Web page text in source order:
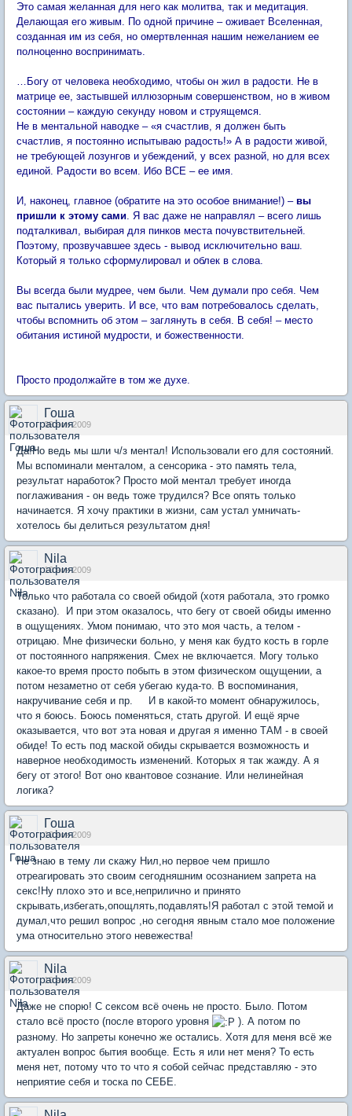
Это самая желанная для него как молитва, так и медитация.
Делающая его живым. По одной причине – оживает Вселенная,
созданная им из себя, но омертвленная нашим нежеланием ее
полноценно воспринимать.
…Богу от человека необходимо, чтобы он жил в радости. Не в
матрице ее, застывшей иллюзорным совершенством, но в живом
состоянии – каждую секунду новом и струящемся.
Не в ментальной наводке – «я счастлив, я должен быть
счастлив, я постоянно испытываю радость!» А в радости живой,
не требующей лозунгов и убеждений, у всех разной, но для всех
единой. Радости во всем. Ибо ВСЕ – ее имя.
И, наконец, главное (обратите на это особое внимание!) – вы
пришли к этому сами. Я вас даже не направлял – всего лишь
подталкивал, выбирая для пинков места почувствительней.
Поэтому, прозвучавшее здесь - вывод исключительно ваш.
Который я только сформулировал и облек в слова.
Вы всегда были мудрее, чем были. Чем думали про себя. Чем
вас пытались уверить. И все, что вам потребовалось сделать,
чтобы вспомнить об этом – заглянуть в себя. В себя! – место
обитания истиной мудрости, и божественности.
Просто продолжайте в том же духе.
Гоша
09 ноя 2009
Да!Но ведь мы шли ч/з ментал! Использовали его для состояний.
Мы вспоминали менталом, а сенсорика - это память тела,
результат наработок? Просто мой ментал требует иногда
поглаживания - он ведь тоже трудился? Все опять только
начинается. Я хочу практики в жизни, сам устал умничать-
хотелось бы делиться результатом дня!
Nila
10 ноя 2009
Только что работала со своей обидой (хотя работала, это громко
сказано). И при этом оказалось, что бегу от своей обиды именно
в ощущениях. Умом понимаю, что это моя часть, а телом -
отрицаю. Мне физически больно, у меня как будто кость в горле
от постоянного напряжения. Смех не включается. Могу только
какое-то время просто побыть в этом физическом ощущении, а
потом незаметно от себя убегаю куда-то. В воспоминания,
накручивание себя и пр. И в какой-то момент обнаружилось,
что я боюсь. Боюсь поменяться, стать другой. И ещё ярче
оказывается, что вот эта новая и другая я именно ТАМ - в своей
обиде! То есть под маской обиды скрывается возможность и
наверное необходимость изменений. Которых я так жажду. А я
бегу от этого! Вот оно квантовое сознание. Или нелинейная
логика?
Гоша
10 ноя 2009
Не знаю в тему ли скажу Нил,но первое чем пришло
отреагировать это своим сегодняшним осознанием запрета на
секс!Ну плохо это и все,неприлично и принято
скрывать,избегать,опощлять,подавлять!Я работал с этой темой и
думал,что решил вопрос ,но сегодня явным стало мое положение
ума относительно этого невежества!
Nila
10 ноя 2009
Даже не спорю! С сексом всё очень не просто. Было. Потом
стало всё просто (после второго уровня
). А потом по
разному. Но запреты конечно же остались. Хотя для меня всё же
актуален вопрос бытия вообще. Есть я или нет меня? То есть
меня нет, потому что то что я собой сейчас представляю - это
неприятие себя и тоска по СЕБЕ.